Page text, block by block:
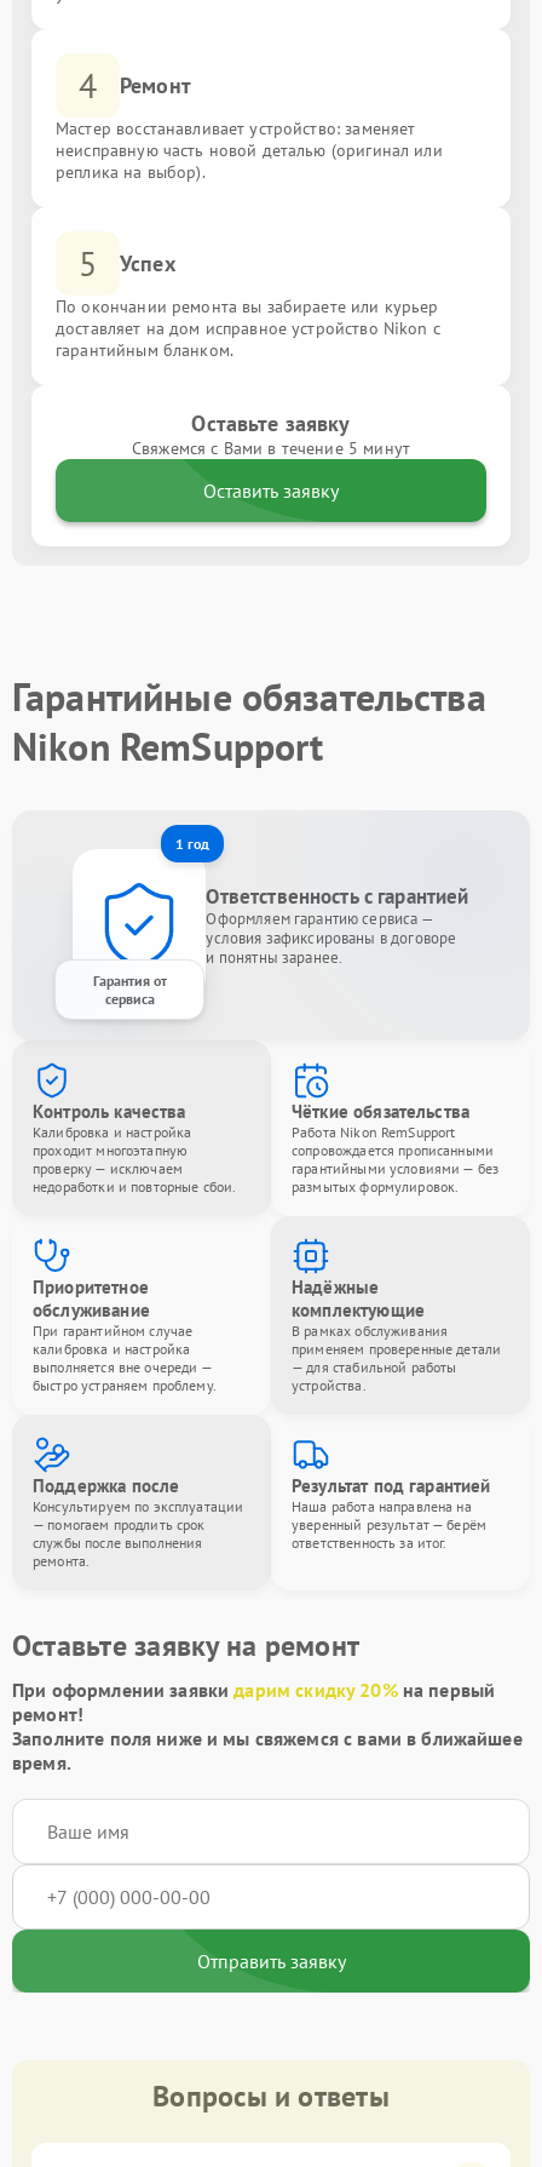
4 Ремонт
Мастер восстанавливает устройство: заменяет
неисправную часть новой деталью (оригинал или
реплика на выбор).
5 Успех
По окончании ремонта вы забираете или курьер
доставляет на дом исправное устройство Nikon с
гарантийным бланком.
Оставьте заявку
Свяжемся с Вами в течение 5 минут
Оставить заявку
Гарантийные обязательства
Nikon RemSupport
1 год
Гарантия от
сервиса
Ответственность с гарантией
Оформляем гарантию сервиса —
условия зафиксированы в договоре
и понятны заранее.
Контроль качества
Калибровка и настройка
проходит многоэтапную
проверку — исключаем
недоработки и повторные сбои.
Чёткие обязательства
Работа Nikon RemSupport
сопровождается прописанными
гарантийными условиями — без
размытых формулировок.
Приоритетное
обслуживание
При гарантийном случае
калибровка и настройка
выполняется вне очереди —
быстро устраняем проблему.
Надёжные
комплектующие
В рамках обслуживания
применяем проверенные детали
— для стабильной работы
устройства.
Поддержка после
Консультируем по эксплуатации
— помогаем продлить срок
службы после выполнения
ремонта.
Результат под гарантией
Наша работа направлена на
уверенный результат — берём
ответственность за итог.
Оставьте заявку на ремонт
При оформлении заявкидарим скидку 20%на первый
ремонт!
Заполните поля ниже и мы свяжемся с вами в ближайшее
время.
Отправить заявку
Вопросы и ответы